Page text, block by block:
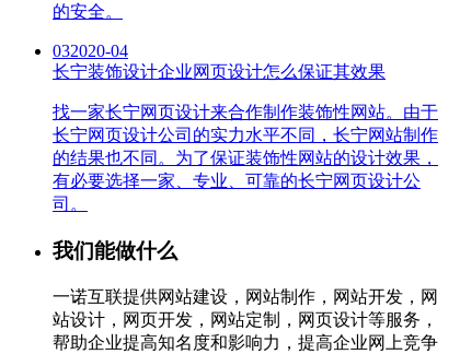
的安全。
032020-04
长宁装饰设计企业网页设计怎么保证其效果
找一家长宁网页设计来合作制作装饰性网站。由于
长宁网页设计公司的实力水平不同，长宁网站制作
的结果也不同。为了保证装饰性网站的设计效果，
有必要选择一家、专业、可靠的长宁网页设计公
司。
我们能做什么
一诺互联提供网站建设，网站制作，网站开发，网
站设计，网页开发，网站定制，网页设计等服务，
帮助企业提高知名度和影响力，提高企业网上竞争